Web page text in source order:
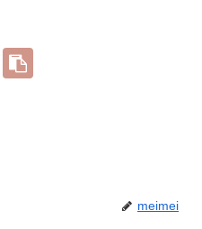
meimei